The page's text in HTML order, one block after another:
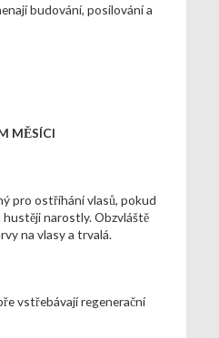
budování, posilování a
MĚSÍCI
pro ostříhání vlasů, pokud
narostly. Obzvláště
na vlasy a trvalá.
vstřebávají regenerační